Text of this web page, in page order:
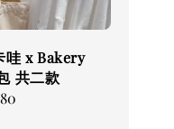
哇 x Bakery
共二款